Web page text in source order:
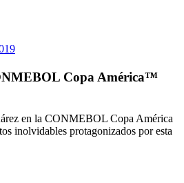
Copa América™
en la CONMEBOL Copa América
inolvidables protagonizados por esta